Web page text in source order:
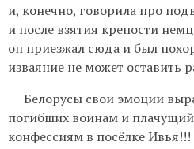
и, конечно, говорила про
и после взятия крепости
он приезжал сюда и был
изваяние не может оставить
Белорусы свои эмоции
погибших воинам и
конфессиям в посёлке Ивья!!!